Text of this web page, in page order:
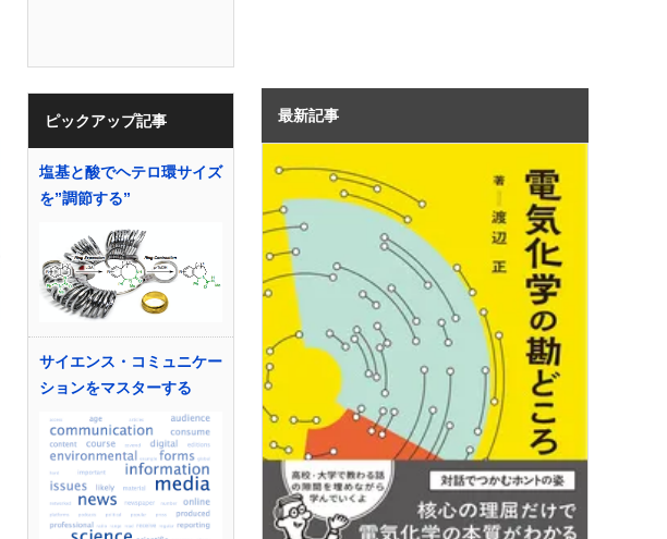
ピックアップ記事
塩基と酸でヘテロ環サイズ
を”調節する”
サイエンス・コミュニケー
ションをマスターする
最新記事